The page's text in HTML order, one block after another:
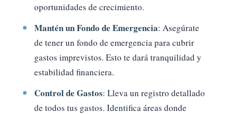
oportunidades de crecimiento.
Mantén un Fondo de Emergencia: Asegúrate
de tener un fondo de emergencia para cubrir
gastos imprevistos. Esto te dará tranquilidad y
estabilidad financiera.
Control de Gastos: Lleva un registro detallado
de todos tus gastos. Identifica áreas donde